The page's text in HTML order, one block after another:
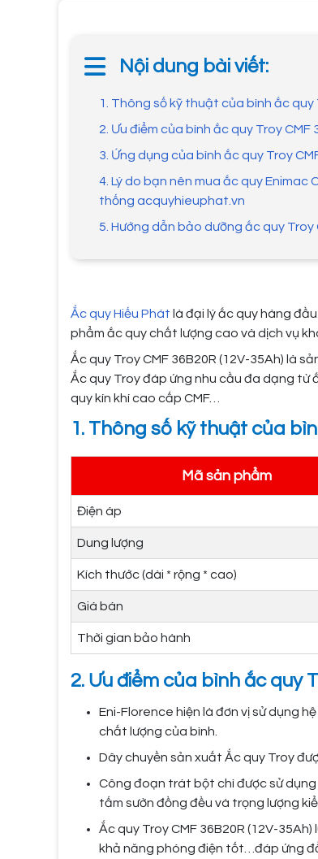
Nội dung bài viết:
1. Thông số kỹ thuật của bình ắc quy
2. Ưu điểm của bình ắc quy Troy CMF
3. Ứng dụng của bình ắc quy Troy
4. Lý do bạn nên mua ắc quy Enimac
thống acquyhieuphat.vn
5. Hướng dẫn bảo dưỡng ắc quy Troy
Ắc quy Hiếu Phát là đại lý ắc quy hàng
phẩm ắc quy chất lượng cao và dịch vụ
Ắc quy Troy CMF 36B20R (12V-35Ah) là
Ắc quy Troy đáp ứng nhu cầu đa dạng từ
quy kín khí cao cấp CMF…
1. Thông số kỹ thuật của
Mã sản phẩm
Điện áp
Dung lượng
Kích thước (dài * rộng * cao)
Giá bán
Thời gian bảo hành
2. Ưu điểm của bình ắc quy
Eni-Florence hiện là đơn vị sử dụng
chất lượng của bình.
Dây chuyền sản xuất Ắc quy Troy
Công đoạn trát bột chì được sử
tấm sườn đồng đều và trọng lượng
Ắc quy Troy CMF 36B20R (12V-
khả năng phóng điện tốt…đáp ứng